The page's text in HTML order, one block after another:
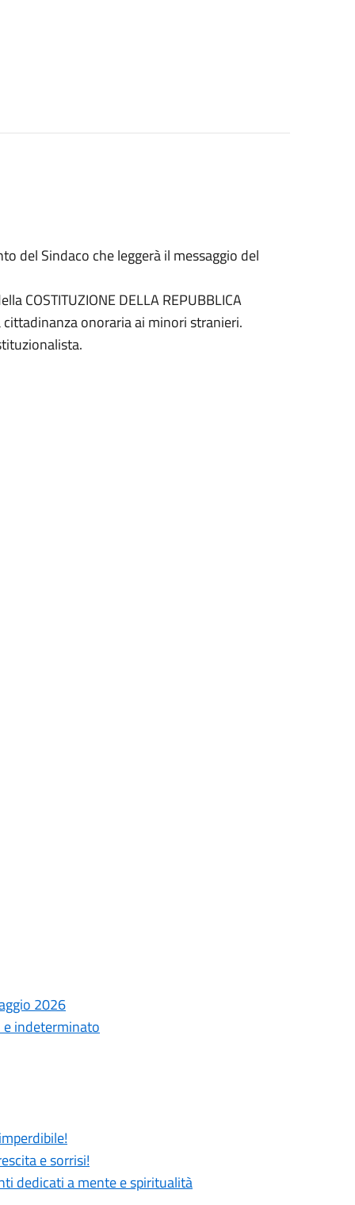
del Sindaco che leggerà il messaggio del
COSTITUZIONE DELLA REPUBBLICA
onoraria ai minori stranieri.
2026
e indeterminato
e sorrisi!
dedicati a mente e spiritualità